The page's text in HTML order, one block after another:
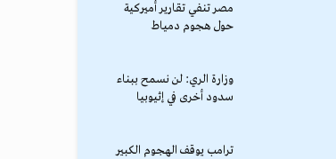
مصر تنفي تقارير أميركية
حول هجوم دمياط
وزارة الري: لن نسمح ببناء
سدود أخرى في إثيوبيا
ترامب يوقف الهجوم الكبير